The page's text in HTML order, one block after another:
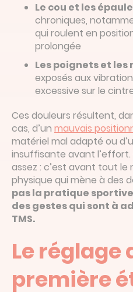
Le cou et les
chroniques,
qui roulent en
prolongée
Les poignets et les
exposés aux
excessive sur le
Ces douleurs résultent,
cas, d’un mauvais
matériel mal adapté ou
insuffisante avant l’effort.
assez : c’est avant tout le
physique qui mène à des
pas la pratique
des gestes qui sont à
TMS.
Le réglage
première